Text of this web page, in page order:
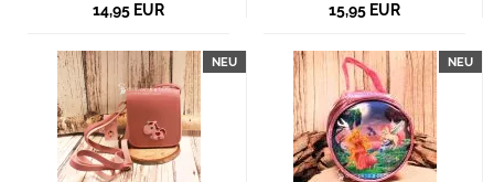
14,95 EUR 15,95 EUR
NEU NEU